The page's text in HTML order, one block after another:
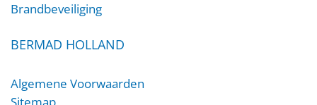
Brandbeveiliging
BERMAD HOLLAND
Algemene Voorwaarden